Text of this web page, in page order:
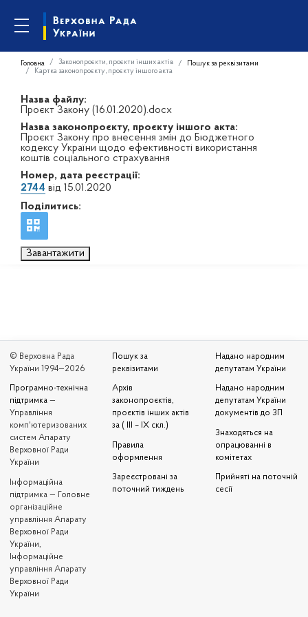
Головна Законопроєкти, проєкти інших актів
Пошук за реквізитами
Картка законопроєкту, проєкту іншого акта
Назва файлу:
Проєкт Закону (16.01.2020).docx
Назва законопроєкту, проєкту іншого акта:
Проєкт Закону про внесення змін до Бюджетного
кодексу України щодо ефективності використання
коштів соціального страхування
Номер, дата реєстрації:
2744 від 15.01.2020
Поділитись:
Завантажити
© Верховна Рада
України 1994—2026
Програмно-технічна
підтримка —
Управління
комп'ютеризованих
систем Апарату
Верховної Ради
України
Iнформаційна
підтримка — Головне
організаційне
управління Апарату
Верховної Ради
України,
Інформаційне
управління Апарату
Верховної Ради
України
Пошук за
реквізитами
Архів
законопроєктів,
проєктів інших актів
за ( III – IX скл.)
Правила
оформлення
Зареєстровані за
поточний тиждень
Надано народним
депутатам України
Надано народним
депутатам України
документів до ЗП
Знаходяться на
опрацюванні в
комітетах
Прийняті на поточній
сесії